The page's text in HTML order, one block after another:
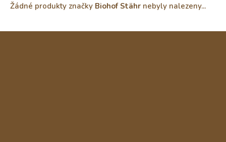
Žádné produkty značky Biohof Stähr nebyly nalezeny...